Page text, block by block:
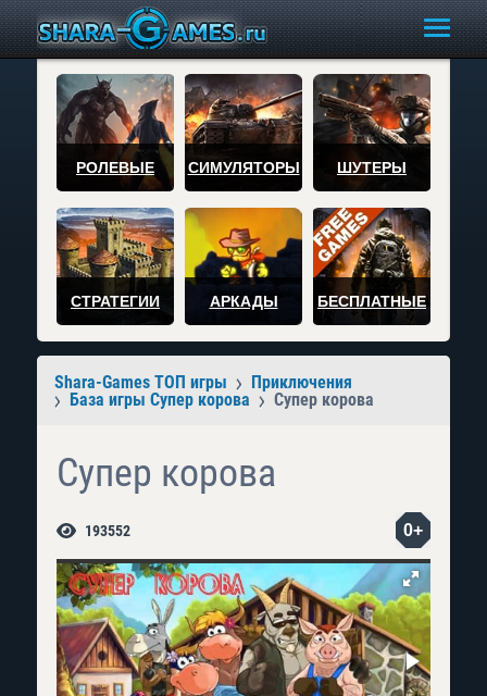
РОЛЕВЫЕ СИМУЛЯТОРЫ ШУТЕРЫ
СТРАТЕГИИ АРКАДЫ БЕСПЛАТНЫЕ
Shara-Games ТОП игры
Приключения
База игры Супер корова
Супер корова
Супер корова
193552 0+